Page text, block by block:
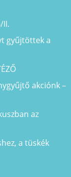
II.
gyűjtöttek a
akciónk –
az
a tüskék